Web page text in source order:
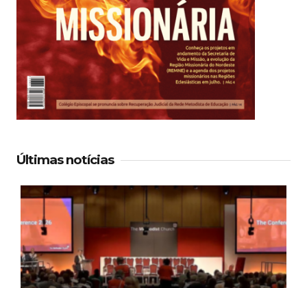
Últimas notícias